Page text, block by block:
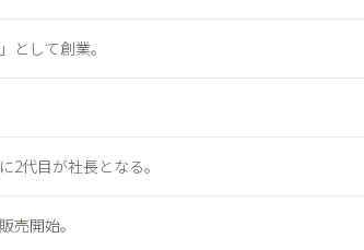
として創業。
2代目が社長となる。
売開始。